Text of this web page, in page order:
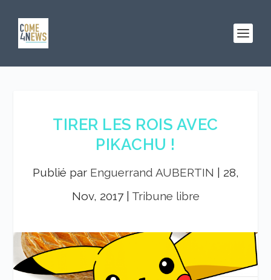
TIRER LES ROIS AVEC
PIKACHU !
Publié par Enguerrand AUBERTIN
28,
Nov, 2017| Tribune libre